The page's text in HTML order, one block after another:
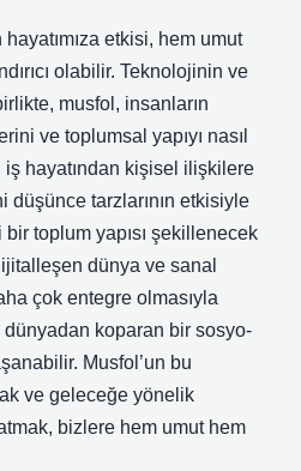
etkisi, hem umut
olabilir. Teknolojinin ve
musfol, insanların
ve toplumsal yapıyı nasıl
hayatından kişisel ilişkilere
düşünce tarzlarının etkisiyle
toplum yapısı şekillenecek
dünya ve sanal
çok entegre olmasıyla
dünyadan koparan bir sosyo-
Musfol’un bu
ve geleceğe yönelik
bizlere hem umut hem